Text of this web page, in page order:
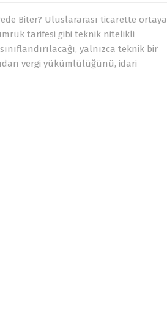
Biter? Uluslararası ticarette ortaya
tarifesi gibi teknik nitelikli
yalnızca teknik bir
vergi yükümlülüğünü, idari